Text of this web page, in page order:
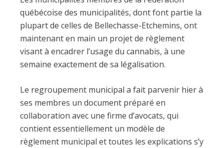
québécoise des municipalités, dont font partie la
plupart de celles de Bellechasse-Etchemins, ont
maintenant en main un projet de règlement
visant à encadrer l’usage du cannabis, à une
semaine exactement de sa légalisation.
Le regroupement municipal a fait parvenir hier à
ses membres un document préparé en
collaboration avec une firme d’avocats, qui
contient essentiellement un modèle de
règlement municipal et toutes les explications s’y